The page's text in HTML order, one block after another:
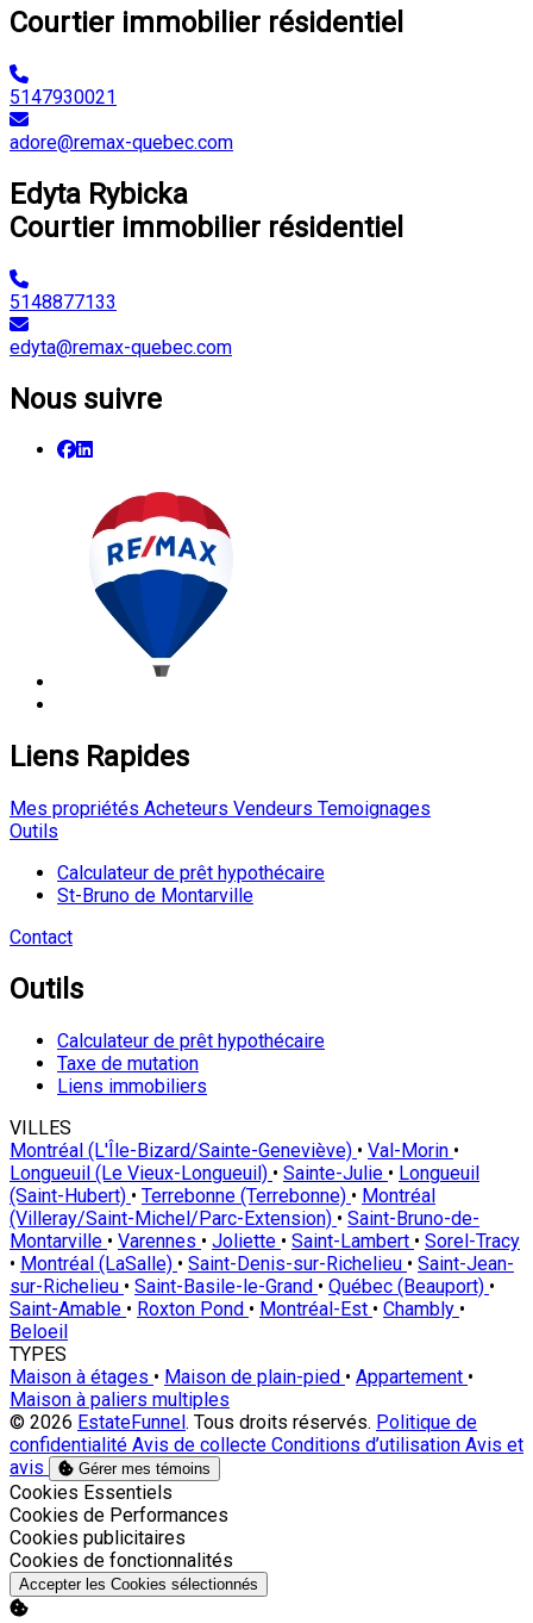
Courtier immobilier résidentiel
5147930021
adore@remax-quebec.com
Edyta Rybicka
Courtier immobilier résidentiel
5148877133
edyta@remax-quebec.com
Nous suivre
Liens Rapides
Mes propriétés Acheteurs Vendeurs Temoignages
Outils
Calculateur de prêt hypothécaire
St-Bruno de Montarville
Contact
Outils
Calculateur de prêt hypothécaire
Taxe de mutation
Liens immobiliers
VILLES
Montréal (L'Île-Bizard/Sainte-Geneviève) • Val-Morin •
Longueuil (Le Vieux-Longueuil) • Sainte-Julie • Longueuil
(Saint-Hubert) • Terrebonne (Terrebonne) • Montréal
(Villeray/Saint-Michel/Parc-Extension) • Saint-Bruno-de-
Montarville • Varennes • Joliette • Saint-Lambert • Sorel-Tracy
• Montréal (LaSalle) • Saint-Denis-sur-Richelieu • Saint-Jean-
sur-Richelieu • Saint-Basile-le-Grand • Québec (Beauport) •
Saint-Amable • Roxton Pond • Montréal-Est • Chambly •
Beloeil
TYPES
Maison à étages • Maison de plain-pied • Appartement •
Maison à paliers multiples
© 2026 EstateFunnel. Tous droits réservés. Politique de
confidentialité Avis de collecte Conditions d’utilisation Avis et
avis
Gérer mes témoins
Activer
Cookies Essentiels
Activer
Cookies de Performances
Activer
Cookies publicitaires
Activer
Cookies de fonctionnalités
Accepter les Cookies sélectionnés